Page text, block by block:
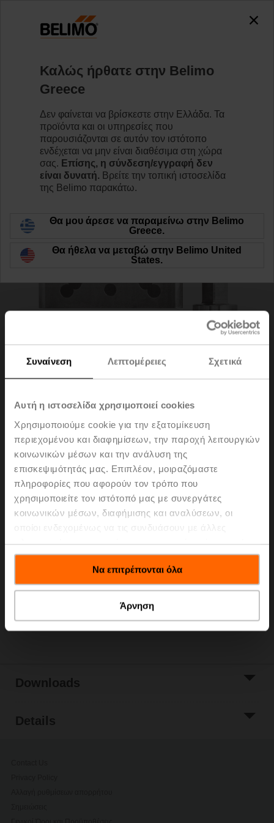
Συναίνεση Λεπτομέρειες Σχετικά
Αυτή η ιστοσελίδα χρησιμοποιεί cookies
Χρησιμοποιούμε cookie για την εξατομίκευση
περιεχομένου και διαφημίσεων, την παροχή λειτουργιών
κοινωνικών μέσων και την ανάλυση της
επισκεψιμότητάς μας. Επιπλέον, μοιραζόμαστε
πληροφορίες που αφορούν τον τρόπο που
χρησιμοποιείτε τον ιστότοπό μας με συνεργάτες
κοινωνικών μέσων, διαφήμισης και αναλύσεων, οι
έχουν συλλέξει σε σχέση με την από μέρους σας χρήση
των υπηρεσιών τους.Να επιτρέπονται όλα
Άρνηση
ZPR14
Back to product category
ZPR14
RetroFIT+ adapter kit, F07/F05/F10 (incl. screws F07),
flat head/square, SW 12.7
Add to Project
Share
Downloads
Details
Καλώς ήρθατε στην Belimo
Greece
Δεν φαίνεται να βρίσκεστε στην Ελλάδα. Τα
προϊόντα και οι υπηρεσίες που
παρουσιάζονται σε αυτόν τον ιστότοπο
ενδέχεται να μην είναι διαθέσιμα στη χώρα
σας. Επίσης, η σύνδεση/εγγραφή δεν
είναι δυνατή. Βρείτε την τοπική ιστοσελίδα
της Belimo παρακάτω.
Θα μου άρεσε να παραμείνω στην Belimo
Greece.
Θα ήθελα να μεταβώ στην Belimo United
States.